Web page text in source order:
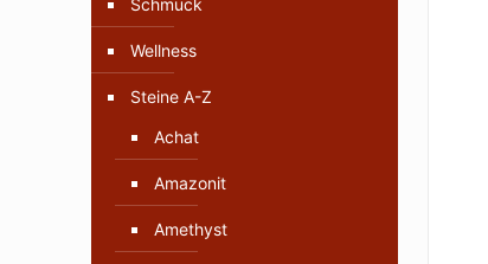
Schmuck
Wellness
Steine A-Z
Achat
Amazonit
Amethyst